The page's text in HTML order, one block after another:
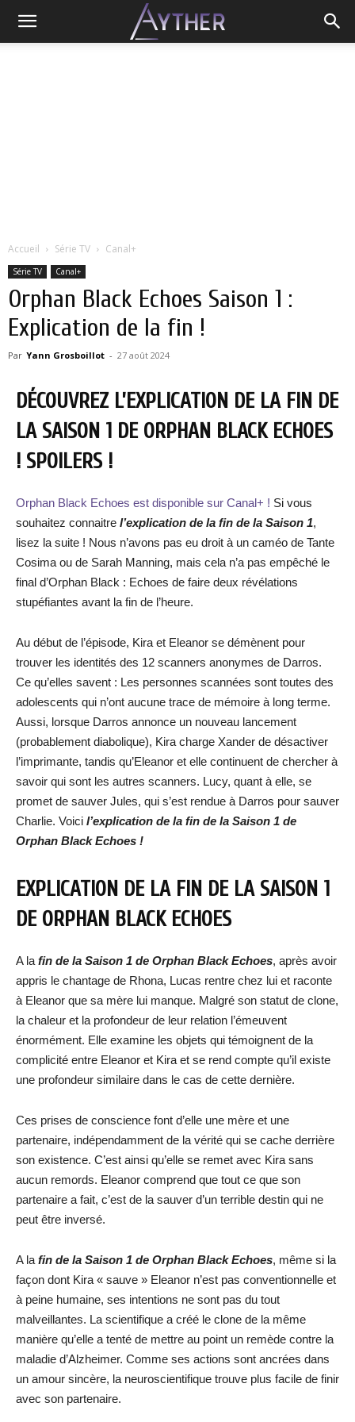
Accueil Série TV Canal+
Série TV Canal+
Orphan Black Echoes Saison 1 :
Explication de la fin !
Par Yann Grosboillot - 27 août 2024
DÉCOUVREZ L’EXPLICATION DE LA FIN DE
LA SAISON 1 DE ORPHAN BLACK ECHOES
! SPOILERS !
Orphan Black Echoes est disponible sur Canal+ ! Si vous
souhaitez connaitre l’explication de la fin de la Saison 1,
lisez la suite ! Nous n’avons pas eu droit à un caméo de Tante
Cosima ou de Sarah Manning, mais cela n’a pas empêché le
final d’Orphan Black : Echoes de faire deux révélations
stupéfiantes avant la fin de l’heure.
Au début de l’épisode, Kira et Eleanor se démènent pour
trouver les identités des 12 scanners anonymes de Darros.
Ce qu’elles savent : Les personnes scannées sont toutes des
adolescents qui n’ont aucune trace de mémoire à long terme.
Aussi, lorsque Darros annonce un nouveau lancement
(probablement diabolique), Kira charge Xander de désactiver
l’imprimante, tandis qu’Eleanor et elle continuent de chercher à
savoir qui sont les autres scanners. Lucy, quant à elle, se
promet de sauver Jules, qui s’est rendue à Darros pour sauver
Charlie. Voici l’explication de la fin de la Saison 1 de
Orphan Black Echoes !
EXPLICATION DE LA FIN DE LA SAISON 1
DE ORPHAN BLACK ECHOES
A la fin de la Saison 1 de Orphan Black Echoes, après avoir
appris le chantage de Rhona, Lucas rentre chez lui et raconte
à Eleanor que sa mère lui manque. Malgré son statut de clone,
la chaleur et la profondeur de leur relation l’émeuvent
énormément. Elle examine les objets qui témoignent de la
complicité entre Eleanor et Kira et se rend compte qu’il existe
une profondeur similaire dans le cas de cette dernière.
Ces prises de conscience font d’elle une mère et une
partenaire, indépendamment de la vérité qui se cache derrière
son existence. C’est ainsi qu’elle se remet avec Kira sans
aucun remords. Eleanor comprend que tout ce que son
partenaire a fait, c’est de la sauver d’un terrible destin qui ne
peut être inversé.
A la fin de la Saison 1 de Orphan Black Echoes, même si la
façon dont Kira « sauve » Eleanor n’est pas conventionnelle et
à peine humaine, ses intentions ne sont pas du tout
malveillantes. La scientifique a créé le clone de la même
manière qu’elle a tenté de mettre au point un remède contre la
maladie d’Alzheimer. Comme ses actions sont ancrées dans
un amour sincère, la neuroscientifique trouve plus facile de finir
avec son partenaire.